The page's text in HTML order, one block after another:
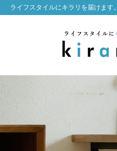
ライフスタイルにキラリを届けます。